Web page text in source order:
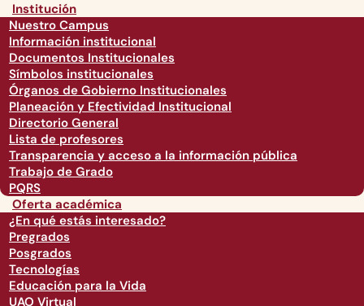
Institución
Nuestro Campus
Información institucional
Documentos Institucionales
Símbolos institucionales
Órganos de Gobierno Institucionales
Planeación y Efectividad Institucional
Directorio General
Lista de profesores
Transparencia y acceso a la información pública
Trabajo de Grado
PQRS
Oferta académica
¿En qué estás interesado?
Pregrados
Posgrados
Tecnologías
Educación para la Vida
UAO Virtual